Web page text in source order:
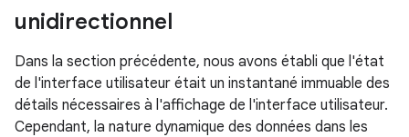
unidirectionnel
Dans la section précédente, nous avons établi que l'état
de l'interface utilisateur était un instantané immuable des
détails nécessaires à l'affichage de l'interface utilisateur.
Cependant, la nature dynamique des données dans les